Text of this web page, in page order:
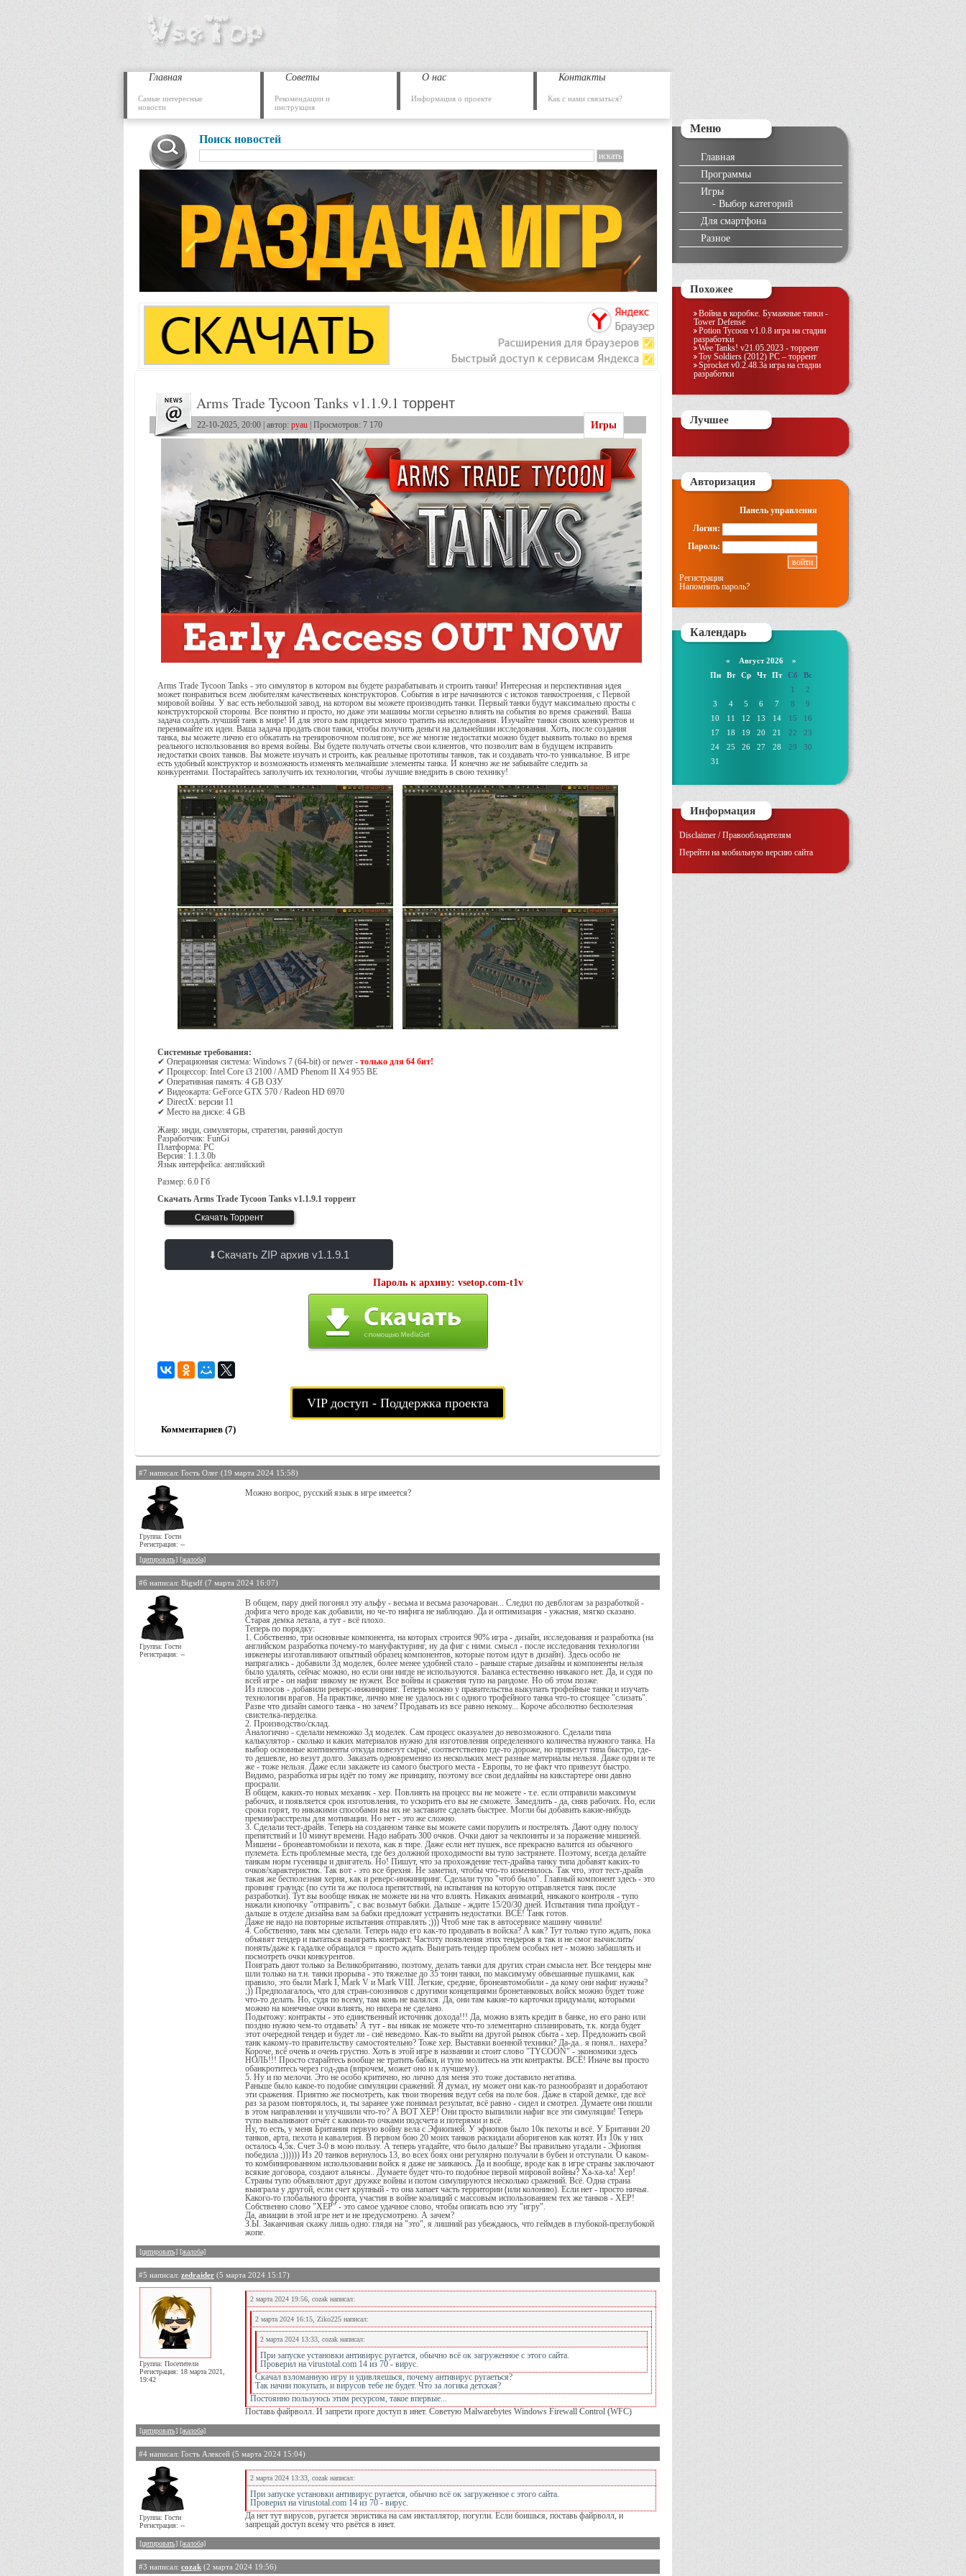
Главная
Самые интересные
новости
Советы
Рекомендации и
инструкция
О нас
Информация о проекте
Контакты
Как с нами связаться?
Поиск новостей
Arms Trade Tycoon Tanks v1.1.9.1 торрент
Игры
22-10-2025, 20:00 | автор: pyau | Просмотров: 7 170
Arms Trade Tycoon Tanks - это симулятор в котором вы будете разрабатывать и строить танки! Интересная и перспективная идея
может понравиться всем любителям качественных конструкторов. События в игре начинаются с истоков танкостроения, с Первой
мировой войны. У вас есть небольшой завод, на котором вы можете производить танки. Первый танки будут максимально просты с
конструкторской стороны. Все понятно и просто, но даже эти машины могли серьезно влиять на события во время сражений. Ваша
задача создать лучший танк в мире! И для этого вам придется много тратить на исследования. Изучайте танки своих конкурентов и
перенимайте их идеи. Ваша задача продать свои танки, чтобы получить деньги на дальнейшии исследования. Хоть, после создания
танка, вы можете лично его обкатать на тренировочном полигоне, все же многие недостатки можно будет выявить только во время
реального использования во время войны. Вы будете получать отчеты свои клиентов, что позволит вам в будущем исправить
недостатки своих танков. Вы можете изучать и строить, как реальные прототипы танков, так и создавать что-то уникальное. В игре
есть удобный конструктор и возможность изменять мельчайшие элементы танка. И конечно же не забывайте следить за
конкурентами. Постарайтесь заполучить их технологии, чтобы лучшие внедрить в свою технику!
Системные требования:
✔ Операционная система: Windows 7 (64-bit) or newer - только для 64 бит!
✔ Процессор: Intel Core i3 2100 / AMD Phenom II X4 955 BE
✔ Оперативная память: 4 GB ОЗУ
✔ Видеокарта: GeForce GTX 570 / Radeon HD 6970
✔ DirectX: версии 11
✔ Место на диске: 4 GB
Жанр: инди, симуляторы, стратегии, ранний доступ
Разработчик: FunGi
Платформа: PC
Версия: 1.1.3.0b
Язык интерфейса: английский
Размер: 6.0 Гб
Скачать Arms Trade Tycoon Tanks v1.1.9.1 торрент
ТОРРЕНТ
6.0 Гб
Скачать Торрент
Скачать ZIP архив v1.1.9.1
Пароль к архиву: vsetop.com-t1v
VIP доступ - Поддержка проекта
Комментариев (7)
#7 написал: Гость Олег (19 марта 2024 15:58)
Группа: Гости
Регистрация: --
Можно вопрос, русский язык в игре имеется?
[цитировать] [жалоба]
#6 написал: Bigsdf (7 марта 2024 16:07)
Группа: Гости
Регистрация: --
В общем, пару дней погонял эту альфу - весьма и весьма разочарован... Следил по девблогам за разработкой -
дофига чего вроде как добавили, но че-то нифига не наблюдаю. Да и оптимизация - ужасная, мягко сказано.
Старая демка летала, а тут - всё плохо.
Теперь по порядку:
1. Собственно, три основные компонента, на которых строится 90% игра - дизайн, исследования и разработка (на
английском разработка почему-то мануфактуринг, ну да фиг с ними. смысл - после исследования технологии
инженеры изготавливают опытный образец компонентов, которые потом идут в дизайн). Здесь особо не
напрягались - добавили 3д моделек, более менее удобней стало - раньше старые дизайны и компоненты нельзя
было удалять, сейчас можно, но если они нигде не используются. Баланса естественно никакого нет. Да, и судя по
всей игре - он нафиг никому не нужен. Все войны и сражения тупо на рандоме. Но об этом позже.
Из плюсов - добавили реверс-инжиниринг. Теперь можно у правительства выкупать трофейные танки и изучать
технологии врагов. На практике, лично мне не удалось ни с одного трофейного танка что-то стоящее "слизать".
Разве что дизайн самого танка - но зачем? Продавать из все равно некому... Короче абсолютно бесполезная
свистелка-перделка.
2. Производство/склад.
Аналогично - сделали немножко 3д моделек. Сам процесс оказуален до невозможного. Сделали типа
калькулятор - сколько и каких материалов нужно для изготовления определенного количества нужного танка. На
выбор основные континенты откуда повезут сырьё, соответственно где-то дороже, но привезут типа быстро, где-
то дешевле, но везут долго. Заказать одновременно из нескольких мест разные материалы нельзя. Даже одни и те
же - тоже нельзя. Даже если закажете из самого быстрого места - Европы, то не факт что привезут быстро.
Видимо, разработка игры идёт по тому же принципу, поэтому все свои дедлайны на кикстартере они давно
просрали.
В общем, каких-то новых механик - хер. Повлиять на процесс вы не можете - т.е. если отправили максимум
рабочих, и появляется срок изготовления, то ускорить его вы не сможете. Замедлить - да, сняв рабочих. Но, если
сроки горят, то никакими способами вы их не заставите сделать быстрее. Могли бы добавить какие-нибудь
премии/расстрелы для мотивации. Но нет - это же сложно.
3. Сделали тест-драйв. Теперь на созданном танке вы можете сами порулить и пострелять. Дают одну полосу
препятствий и 10 минут времени. Надо набрать 300 очков. Очки дают за чекпоинты и за поражение мишеней.
Мишени - бронеавтомобили и пехота, как в тире. Даже если нет пушек, все прекрасно валится из обычного
пулемета. Есть проблемные места, где без должной проходимости вы тупо застрянете. Поэтому, всегда делайте
танкам норм гусеницы и двигатель. Но! Пишут, что за прохождение тест-драйва танку типа добавят каких-то
очков/характеристик. Так вот - это все брехня. Не заметил, чтобы что-то изменилось. Так что, этот тест-драйв
такая же бесполезная херня, как и реверс-инжиниринг. Сделали тупо "чтоб было". Главный компонент здесь - это
провинг граундс (по сути та же полоса препятствий, на испытания на которую отправляется танк после
разработки). Тут вы вообще никак не можете ни на что влиять. Никаких анимаций, никакого контроля - тупо
нажали кнопочку "отправить", с вас возьмут бабки. Дальше - ждите 15/20/30 дней. Испытания типа пройдут -
дальше в отделе дизайна вам за бабки предложат устранить недостатки. ВСЁ! Танк готов.
Даже не надо на повторные испытания отправлять ;))) Чтоб мне так в автосервисе машину чинили!
4. Собственно, танк мы сделали. Теперь надо его как-то продавать в войска? А как? Тут только тупо ждать, пока
объявят тендер и пытаться выиграть контракт. Частоту появления этих тендеров я так и не смог вычислить/
понять/даже к гадалке обращался = просто ждать. Выиграть тендер проблем особых нет - можно забашлять и
посмотреть очки конкурентов.
Поиграть дают только за Великобританию, поэтому, делать танки для других стран смысла нет. Все тендеры мне
шли только на т.н. танки прорыва - это тяжелые до 35 тонн танки, по максимуму обвешанные пушками, как
правило, это были Mark I, Mark V и Mark VIII. Легкие, средние, бронеавтомобили - да кому они нафиг нужны?
;)) Предполагалось, что для стран-союзников с другими концепциями бронетанковых войск можно будет тоже
что-то делать. Но, судя по всему, там конь не валялся. Да, они там какие-то карточки придумали, которыми
можно на конечные очки влиять, но нихера не сделано.
Подытожу: контракты - это единственный источник дохода!!! Да, можно взять кредит в банке, но его рано или
поздно нужно чем-то отдавать! А тут - вы никак не можете что-то элементарно спланировать, т.к. когда будет
этот очередной тендер и будет ли - сиё неведомо. Как-то выйти на другой рынок сбыта - хер. Предложить свой
танк какому-то правительству самостоятельно? Тоже хер. Выставки военной техники? Да-да.. я понял.. нахера?
Короче, всё очень и очень грустно. Хоть в этой игре в названии и стоит слово "TYCOON" - экономики здесь
НОЛЬ!!! Просто старайтесь вообще не тратить бабки, и тупо молитесь на эти контракты. ВСЁ! Иначе вы просто
обанкротитесь через год-два (впрочем, может оно и к лучшему).
5. Ну и по мелочи. Это не особо критично, но лично для меня это тоже доставило негатива.
Раньше было какое-то подобие симуляции сражений. Я думал, ну может они как-то разнообразят и доработают
эти сражения. Приятно же посмотреть, как твои творения ведут себя на поле боя. Даже в старой демке, где всё
раз за разом повторялось, и, ты заранее уже понимал результат, всё равно - сидел и смотрел. Думаете они пошли
в этом направлении и улучшили что-то? А ВОТ ХЕР! Они просто выпилили нафиг все эти симуляции! Теперь
тупо вываливают отчёт с какими-то очками подсчета и потерями и всё.
Ну, то есть, у меня Британия первую войну вела с Эфиопией. У эфиопов было 10к пехоты и всё. У Британии 20
танков, арта, пехота и кавалерия. В первом бою 20 моих танков раскидали аборигенов как котят. Из 10к у них
осталось 4,5к. Счет 3-0 в мою пользу. А теперь угадайте, что было дальше? Вы правильно угадали - Эфиопия
победила ;)))))) Из 20 танков вернулось 13, во всех боях они регулярно получали в бубен и отступали. О каком-
то комбинированном использовании войск я даже не заикаюсь. Да и вообще, вроде как в игре страны заключают
всякие договора, создают альянсы.. Думаете будет что-то подобное первой мировой войны? Ха-ха-ха! Хер!
Страны тупо объявляют друг дружке войны и потом симулируются несколько сражений. Всё. Одна страна
выиграла у другой, если счет крупный - то она хапает часть территории (или колонию). Если нет - просто ничья.
Какого-то глобального фронта, участия в войне коалиций с массовым использованием тех же танков - ХЕР!
Собственно слово "ХЕР" - это самое удачное слово, чтобы описать всю эту "игру".
Да, авиации в этой игре нет и не предусмотрено. А зачем?
З.Ы. Заканчивая скажу лишь одно: глядя на "это", я лишний раз убеждаюсь, что геймдев в глубокой-преглубокой
жопе.
[цитировать] [жалоба]
#5 написал: zedraider (5 марта 2024 15:17)
Группа: Посетители
Регистрация: 18 марта 2021,
19:42
2 марта 2024 19:56, cozak написал:
2 марта 2024 16:15, Ziko225 написал:
2 марта 2024 13:33, cozak написал:
При запуске установки антивирус ругается, обычно всё ок загруженное с этого сайта.
Проверил на virustotal.com 14 из 70 - вирус.
Скачал взломанную игру и удивляешься, почему антивирус ругаеться?
Так начни покупать, и вирусов тебе не будет. Что за логика детская?
Постоянно пользуюсь этим ресурсом, такое впервые...
Поставь файрволл. И запрети проге доступ в инет. Советую Malwarebytes Windows Firewall Control (WFC)
[цитировать] [жалоба]
#4 написал: Гость Алексей (5 марта 2024 15:04)
Группа: Гости
Регистрация: --
2 марта 2024 13:33, cozak написал:
При запуске установки антивирус ругается, обычно всё ок загруженное с этого сайта.
Проверил на virustotal.com 14 из 70 - вирус.
Да нет тут вирусов, ругается эвристика на сам инсталлятор, погугли. Если боишься, поставь файрволл, и
запрещай доступ всему что рвётся в инет.
[цитировать] [жалоба]
#3 написал: cozak (2 марта 2024 19:56)
Меню
Главная
Программы
Игры
- Выбор категорий
Для смартфона
Разное
Похожее
Война в коробке. Бумажные танки -
Tower Defense
Potion Tycoon v1.0.8 игра на стадии
разработки
Wee Tanks! v21.05.2023 - торрент
Toy Soldiers (2012) PC – торрент
Sprocket v0.2.48.3a игра на стадии
разработки
Лучшее
Авторизация
Панель управления
Логин:
Пароль:
Регистрация
Напомнить пароль?
Календарь
« Август 2026 »
Пн
Вт Ср Чт Пт Сб
Вс
1
2
3
4 5 6 7 8
9
10
11 12 13 14 15
16
17
18 19 20 21 22
23
24
25 26 27 28 29
30
31
Информация
Disclaimer / Правообладателям
Перейти на мобильную версию сайта